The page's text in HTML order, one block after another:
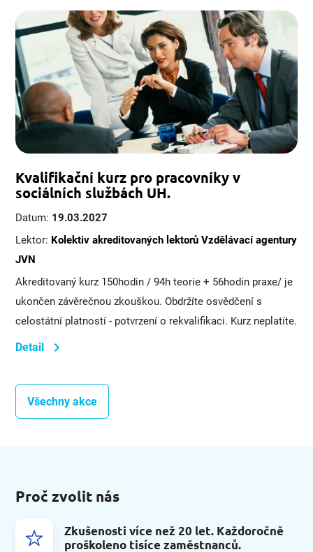
Kvalifikační kurz pro pracovníky v
sociálních službách UH.
Datum: 19.03.2027
Lektor: Kolektiv akreditovaných lektorů Vzdělávací agentury
JVN
Akreditovaný kurz 150hodin / 94h teorie + 56hodin praxe/ je
ukončen závěrečnou zkouškou. Obdržíte osvědčení s
celostátní platností - potvrzení o rekvalifikaci. Kurz neplatíte.
Detail
Všechny akce
Proč zvolit nás
Zkušenosti více než 20 let. Každoročně
proškoleno tisíce zaměstnanců.